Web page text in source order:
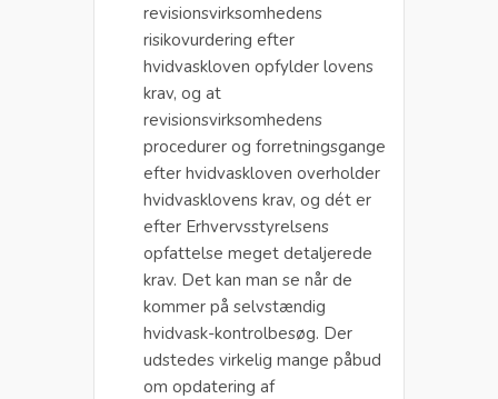
revisionsvirksomhedens
risikovurdering efter
hvidvaskloven opfylder lovens
krav, og at
revisionsvirksomhedens
procedurer og forretningsgange
efter hvidvaskloven overholder
hvidvasklovens krav, og dét er
efter Erhvervsstyrelsens
opfattelse meget detaljerede
krav. Det kan man se når de
kommer på selvstændig
hvidvask-kontrolbesøg. Der
udstedes virkelig mange påbud
om opdatering af